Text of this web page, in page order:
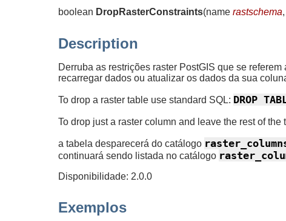
boolean DropRasterConstraints(name rastschema
Description
Derruba as restrições raster PostGIS que se
recarregar dados ou atualizar os dados da sua
To drop a raster table use standard SQL: DROP
To drop just a raster column and leave the rest of the
a tabela desparecerá do catálogo
continuará sendo listada no catálogo
Disponibilidade: 2.0.0
Exemplos